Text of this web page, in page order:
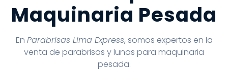
Maquinaria Pesada
En Parabrisas Lima Express, somos expertos en la
venta de parabrisas y lunas para maquinaria
pesada.